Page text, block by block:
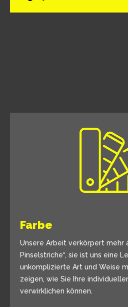
Farbe
Unsere Arbeit verkörpert mehr
Pinselstriche“, sie ist uns eine
unkomplizierte Art und Weise
zeigen, wie Sie Ihre
verwirklichen können.